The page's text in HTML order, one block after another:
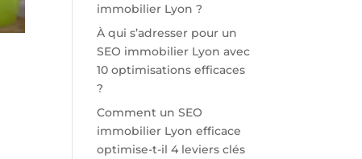
immobilier Lyon ?
À qui s’adresser pour un
SEO immobilier Lyon avec
10 optimisations efficaces
?
Comment un SEO
immobilier Lyon efficace
optimise-t-il 4 leviers clés